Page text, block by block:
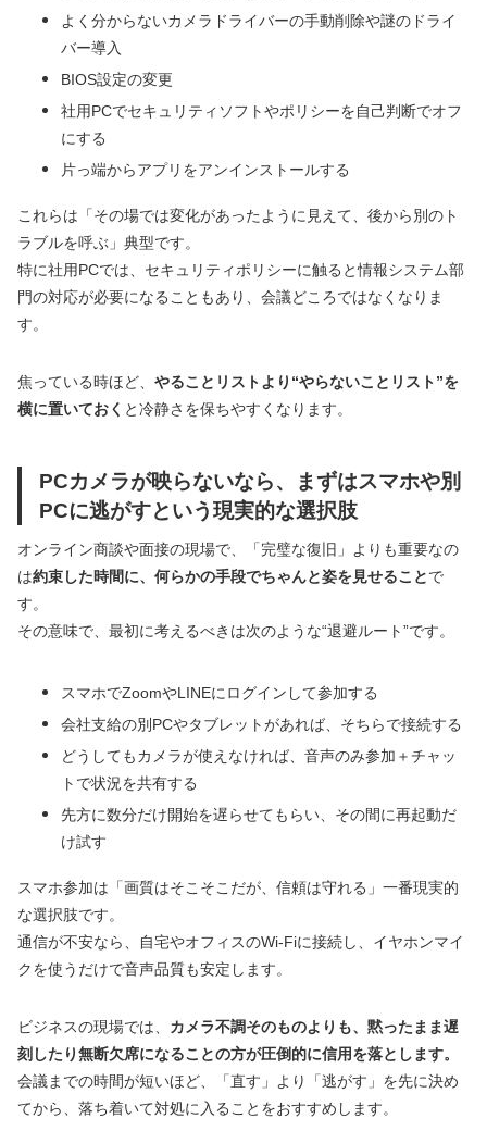
よく分からないカメラドライバーの手動削除や謎のドライ
バー導入
BIOS設定の変更
社用PCでセキュリティソフトやポリシーを自己判断でオフ
にする
片っ端からアプリをアンインストールする
これらは「その場では変化があったように見えて、後から別のト
ラブルを呼ぶ」典型です。
特に社用PCでは、セキュリティポリシーに触ると情報システム部
門の対応が必要になることもあり、会議どころではなくなりま
す。
焦っている時ほど、 やることリストより“やらないことリスト”を
横に置いておく と冷静さを保ちやすくなります。
PCカメラが映らないなら、まずはスマホや別
PCに逃がすという現実的な選択肢
オンライン商談や面接の現場で、「完璧な復旧」よりも重要なの
は約束した時間に、何らかの手段でちゃんと姿を見せることで
す。
その意味で、最初に考えるべきは次のような“退避ルート”です。
スマホでZoomやLINEにログインして参加する
会社支給の別PCやタブレットがあれば、そちらで接続する
どうしてもカメラが使えなければ、音声のみ参加＋チャッ
トで状況を共有する
先方に数分だけ開始を遅らせてもらい、その間に再起動だ
け試す
スマホ参加は「画質はそこそこだが、信頼は守れる」一番現実的
な選択肢です。
通信が不安なら、自宅やオフィスのWi-Fiに接続し、イヤホンマイ
クを使うだけで音声品質も安定します。
ビジネスの現場では、 カメラ不調そのものよりも、黙ったまま遅
刻したり無断欠席になることの方が圧倒的に信用を落とします。
会議までの時間が短いほど、「直す」より「逃がす」を先に決め
てから、落ち着いて対処に入ることをおすすめします。